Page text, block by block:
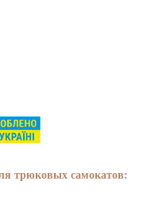
трюковых самокатов: